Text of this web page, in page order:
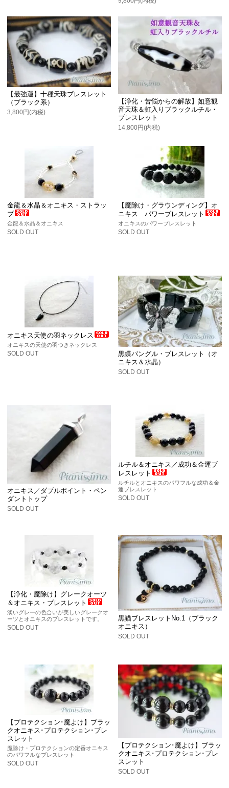
【最強運】十種天珠ブレスレット
（ブラック系）
3,800円(内税)
【浄化・苦悩からの解放】如意観
音天珠＆虹入りブラックルチル・
ブレスレット
14,800円(内税)
金龍＆水晶＆オニキス・ストラッ
プ
金龍＆水晶＆オニキス
SOLD OUT
【魔除け・グラウンディング】オ
ニキス パワーブレスレット
オニキスのパワーブレスレット
SOLD OUT
オニキス天使の羽ネックレス
オニキスの天使の羽つきネックレス
SOLD OUT
黒蝶バングル・ブレスレット（オ
ニキス＆水晶）
SOLD OUT
オニキス／ダブルポイント・ペン
ダントトップ
SOLD OUT
ルチル＆オニキス／成功＆金運ブ
レスレット
ルチルとオニキスのパワフルな成功＆金
運ブレスレット
SOLD OUT
【浄化・魔除け】グレークオーツ
＆オニキス・ブレスレット
淡いグレーの色合いが美しいグレークオ
ーツとオニキスのブレスレットです。
SOLD OUT
黒猫ブレスレットNo.1（ブラック
オニキス）
SOLD OUT
【プロテクション･魔よけ】ブラッ
クオニキス･プロテクション･ブレ
スレット
魔除け・プロテクションの定番オニキス
のパワフルなブレスレット
SOLD OUT
【プロテクション･魔よけ】ブラッ
クオニキス･プロテクション･ブレ
スレット
SOLD OUT